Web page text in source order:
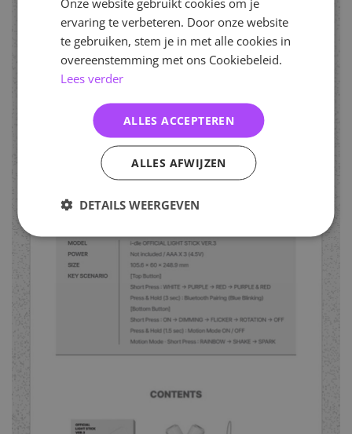
ervaring te verbeteren. Door onze website
te gebruiken, stem je in met alle cookies in
overeenstemming met ons Cookiebeleid.
Lees verder
ALLES ACCEPTEREN
ALLES AFWIJZEN
DETAILS WEERGEVEN